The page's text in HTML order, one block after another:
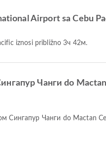
Airport sa Cebu
iznosi približno 3ч 42м.
Чанги do